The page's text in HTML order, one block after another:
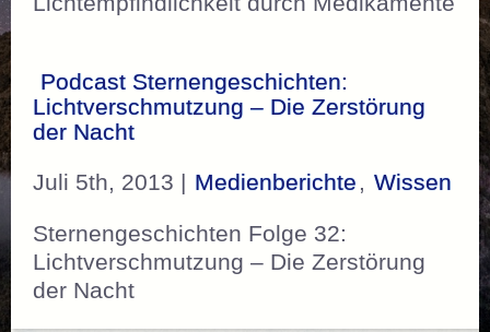
Podcast Sternengeschichten:
Lichtverschmutzung – Die Zerstörung
der Nacht
Juli 5th, 2013 | Medienberichte , Wissen
Sternengeschichten Folge 32:
Lichtverschmutzung – Die Zerstörung
der Nacht